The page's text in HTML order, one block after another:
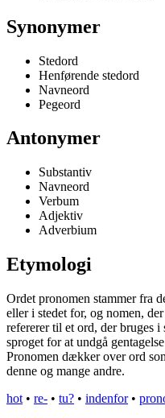
Synonymer
Stedord
Henførende stedord
Navneord
Pegeord
Antonymer
Substantiv
Navneord
Verbum
Adjektiv
Adverbium
Etymologi
Ordet pronomen stammer fra
eller i stedet for, og nomen,
refererer til et ord, der bruges
sproget for at undgå
Pronomen dækker over ord
denne og mange andre.
hot • re- • tu? • indenfor•